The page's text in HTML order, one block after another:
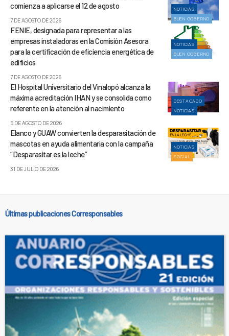
NOTICIAS
BUEN GOBIERNO
comienza a aplicarse el 12 de agosto
7 DE AGOSTO DE 2026
NOTICIAS
BUEN GOBIERNO
FENIE, designada para representar a las
empresas instaladoras en la Comisión Asesora
para la certificación de eficiencia energética de
edificios
7 DE AGOSTO DE 2026
DESTACADO
NOTICIAS
El Hospital Universitario del Vinalopó alcanza la
máxima acreditación IHAN y se consolida como
referente en la atención al nacimiento
5 DE AGOSTO DE 2026
NOTICIAS
SOCIAL
Elanco y GUAW convierten la desparasitación de
mascotas en ayuda alimentaria con la campaña
“Desparasitar es la leche”
31 DE JULIO DE 2026
Últimas publicaciones Corresponsables